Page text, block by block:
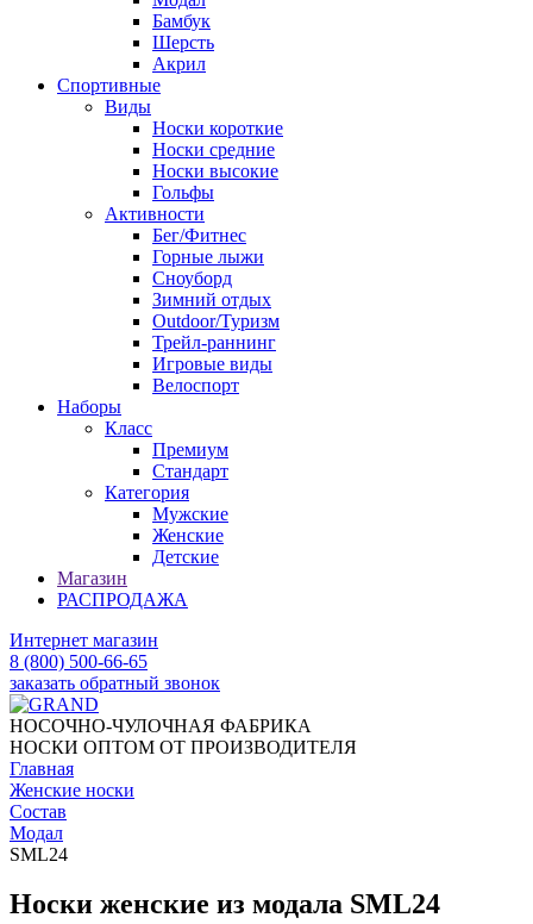
Бамбук
Шерсть
Акрил
Спортивные
Виды
Носки короткие
Носки средние
Носки высокие
Гольфы
Активности
Бег/Фитнес
Горные лыжи
Сноуборд
Зимний отдых
Outdoor/Туризм
Трейл-раннинг
Игровые виды
Велоспорт
Наборы
Класс
Премиум
Стандарт
Категория
Мужские
Женские
Детские
Магазин
РАСПРОДАЖА
Интернет магазин
8 (800) 500-66-65
заказать обратный звонок
НОСОЧНО-ЧУЛОЧНАЯ ФАБРИКА
НОСКИ ОПТОМ ОТ ПРОИЗВОДИТЕЛЯ
Главная
Женские носки
Состав
Модал
SML24
Носки женские из модала SML24